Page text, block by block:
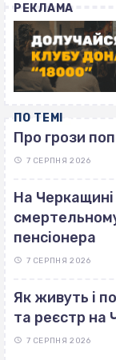
РЕКЛАМА
ПО ТЕМІ
Про грози
7 СЕРПНЯ 2026
На
пенсіонера
7 СЕРПНЯ 2026
Як живуть і
та реєстр на
7 СЕРПНЯ 2026